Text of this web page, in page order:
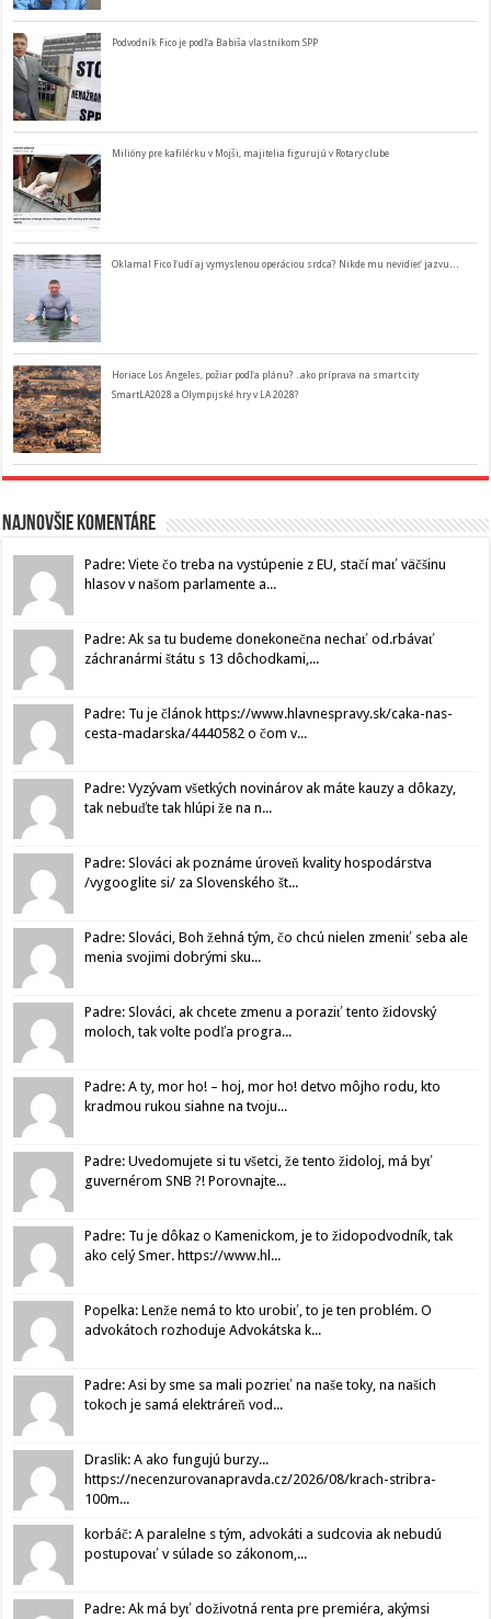
Podvodník Fico je podľa Babiša vlastníkom SPP
Milióny pre kafilérku v Mojši, majitelia figurujú v Rotary clube
Oklamal Fico ľudí aj vymyslenou operáciou srdca? Nikde mu nevidieť jazvu…
Horiace Los Angeles, požiar podľa plánu? ..ako príprava na smart city
SmartLA2028 a Olympijské hry v LA 2028?
Najnovšie komentáre
Padre: Viete čo treba na vystúpenie z EU, stačí mať väčšinu
hlasov v našom parlamente a...
Padre: Ak sa tu budeme donekonečna nechať od.rbávať
záchranármi štátu s 13 dôchodkami,...
Padre: Tu je článok https://www.hlavnespravy.sk/caka-nas-
cesta-madarska/4440582 o čom v...
Padre: Vyzývam všetkých novinárov ak máte kauzy a dôkazy,
tak nebuďte tak hlúpi že na n...
Padre: Slováci ak poznáme úroveň kvality hospodárstva
/vygooglite si/ za Slovenského št...
Padre: Slováci, Boh žehná tým, čo chcú nielen zmeniť seba ale
menia svojimi dobrými sku...
Padre: Slováci, ak chcete zmenu a poraziť tento židovský
moloch, tak volte podľa progra...
Padre: A ty, mor ho! – hoj, mor ho! detvo môjho rodu, kto
kradmou rukou siahne na tvoju...
Padre: Uvedomujete si tu všetci, že tento židoloj, má byť
guvernérom SNB ?! Porovnajte...
Padre: Tu je dôkaz o Kamenickom, je to židopodvodník, tak
ako celý Smer. https://www.hl...
Popelka: Lenže nemá to kto urobiť, to je ten problém. O
advokátoch rozhoduje Advokátska k...
Padre: Asi by sme sa mali pozrieť na naše toky, na našich
tokoch je samá elektráreň vod...
Draslik: A ako fungujú burzy...
https://necenzurovanapravda.cz/2026/08/krach-stribra-
100m...
korbáč: A paralelne s tým, advokáti a sudcovia ak nebudú
postupovať v súlade so zákonom,...
Padre: Ak má byť doživotná renta pre premiéra, akýmsi